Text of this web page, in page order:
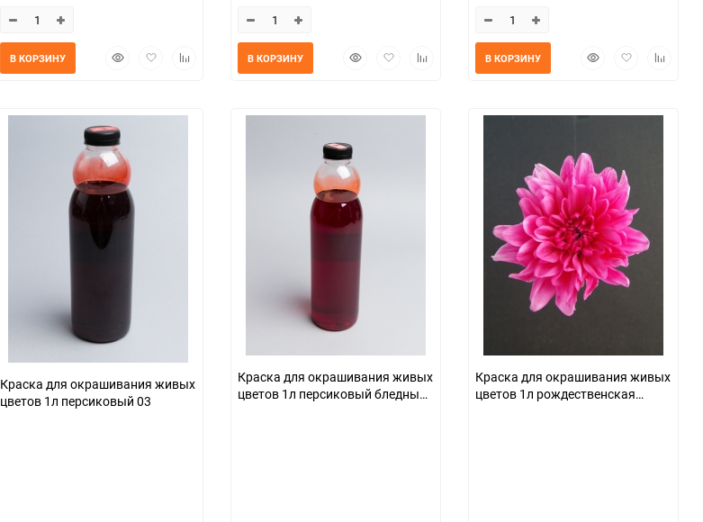
БыстрыйДобавитьДобавить
В КОРЗИНУ
БыстрыйДобавитьДобавить
В КОРЗИНУ
БыстрыйДобавить
В КОРЗИНУ
Краска для окрашивания живых
цветов 1л персиковый 03
Краска для окрашивания живых
цветов 1л персиковый бледный
Краска для окрашивания живых
цветов 1л рождественская